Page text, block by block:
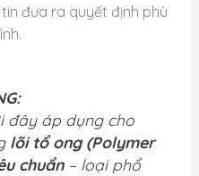
đưa ra quyết định phù
đây áp dụng cho
lõi tổ ong (Polymer
chuẩn– loại phổ